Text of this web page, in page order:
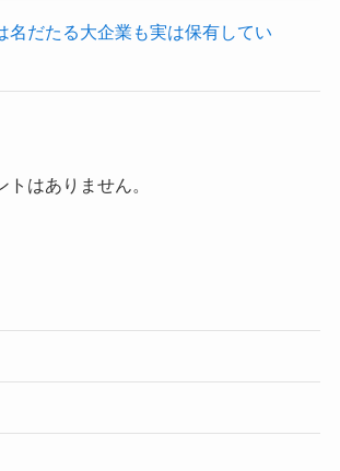
名だたる大企業も実は保有してい
はありません。